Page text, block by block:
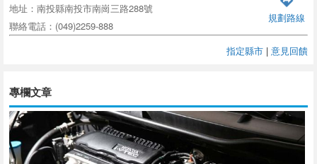
地址：南投縣南投市南崗三路288號
聯絡電話：(049)2259-888
規劃路線
指定縣市 | 意見回饋
專欄文章